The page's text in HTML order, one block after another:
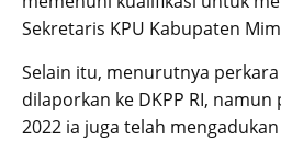
Sekretaris KPU Kabupaten
Selain itu, menurutnya
dilaporkan ke DKPP RI, namun
2022 ia juga telah